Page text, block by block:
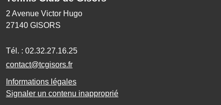
2 Avenue Victor Hugo
27140 GISORS
Tél. : 02.32.27.16.25
contact@tcgisors.fr
Informations légales
Signaler un contenu inapproprié